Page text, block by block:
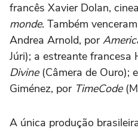
francês Xavier Dolan,
monde. Também
Andrea Arnold, por
Júri); a estreante francesa
Divine(Câmera de Ouro);
Giménez, por TimeCode
A única produção